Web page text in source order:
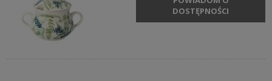
DOSTĘPNOŚCI